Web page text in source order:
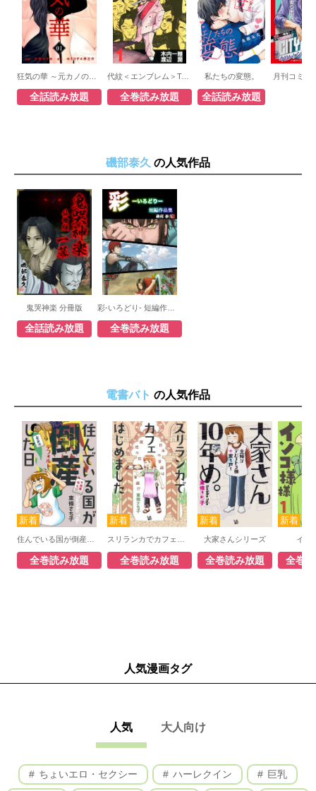
全話読み放題
代紋＜エンブレム＞TAKE2【極！単行本シリーズ】
全巻読み放題
私たちの変態。
全話読み放題
月刊コミッ
磯部泰久 の人気作品
鬼哭神楽 分冊版
全話読み放題 全巻読み放題
電書バト の人気作品
住んでいる国が倒産した日
全巻読み放題
スリランカでカフェはじめました ～日本の常識は現地の非常識!?～
全巻読み放題
大家さんシリーズ
全巻読み放題
イン
全巻
人気漫画タグ
人気 大人向け
ちょいエロ・セクシー ハーレクイン 巨乳